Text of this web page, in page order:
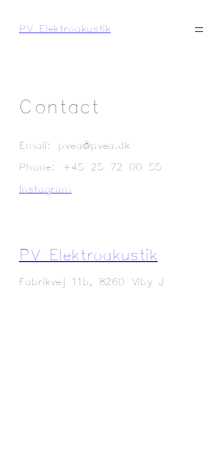
indhold
PV Elektroakustik
Contact
Email: pvea@pvea.dk
Phone: +45 25 72 00 55
Instagram
PV Elektroakustik
Fabrikvej 11b, 8260 Viby J